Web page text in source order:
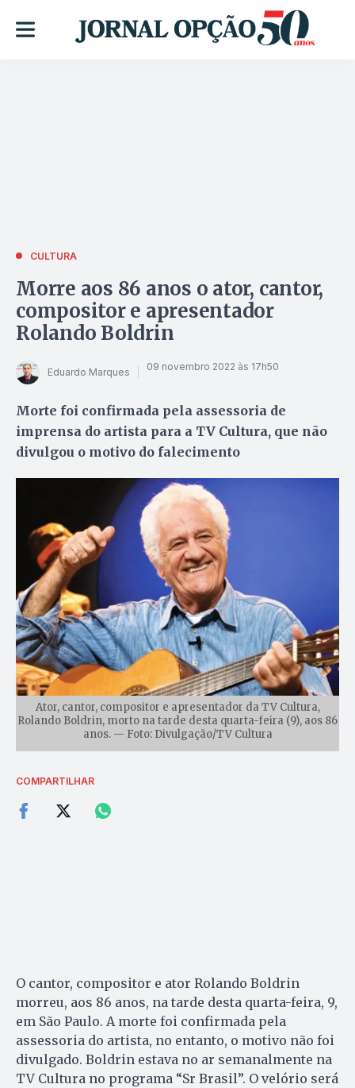
CULTURA
Morre aos 86 anos o ator, cantor,
compositor e apresentador
Rolando Boldrin
Eduardo Marques 09 novembro 2022 às 17h50
Morte foi confirmada pela assessoria de
imprensa do artista para a TV Cultura, que não
divulgou o motivo do falecimento
Ator, cantor, compositor e apresentador da TV Cultura,
Rolando Boldrin, morto na tarde desta quarta-feira (9), aos 86
anos. — Foto: Divulgação/TV Cultura
COMPARTILHAR
O cantor, compositor e ator Rolando Boldrin
morreu, aos 86 anos, na tarde desta quarta-feira, 9,
em São Paulo. A morte foi confirmada pela
assessoria do artista, no entanto, o motivo não foi
divulgado. Boldrin estava no ar semanalmente na
TV Cultura no programa “Sr Brasil”. O velório será